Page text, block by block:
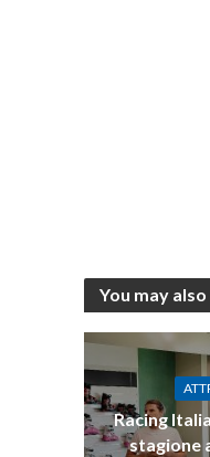
You may
Racing
stagione